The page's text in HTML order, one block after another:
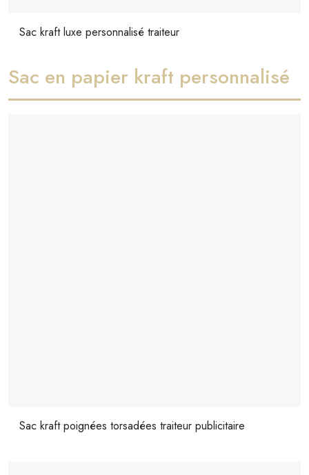
Sac kraft luxe personnalisé traiteur
Sac en papier kraft personnalisé
Sac kraft poignées torsadées traiteur publicitaire